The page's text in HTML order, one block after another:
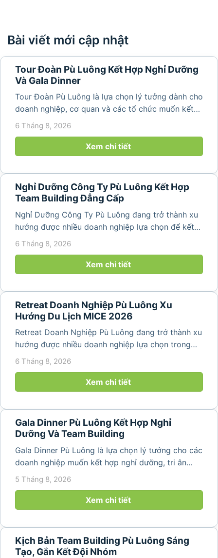
Bài viết mới cập nhật
Tour Đoàn Pù Luông Kết Hợp Nghỉ Dưỡng
Và Gala Dinner
Tour Đoàn Pù Luông là lựa chọn lý tưởng dành cho
doanh nghiệp, cơ quan và các tổ chức muốn kết
hợp nghỉ dưỡng, tham quan và tổ chức các hoạt
nguyên sơ, không khí...
6 Tháng 8, 2026
Xem chi tiết
Nghỉ Dưỡng Công Ty Pù Luông Kết Hợp
Team Building Đẳng Cấp
Nghỉ Dưỡng Công Ty Pù Luông đang trở thành xu
hướng được nhiều doanh nghiệp lựa chọn để kết
hợp giữa nghỉ ngơi, tái tạo năng lượng và xây
dựng tinh thần đồng đội. Thay vì những chuyến du
lịch đơn thuần, nhiều công ty...
6 Tháng 8, 2026
Xem chi tiết
Retreat Doanh Nghiệp Pù Luông Xu
Hướng Du Lịch MICE 2026
Retreat Doanh Nghiệp Pù Luông đang trở thành xu
hướng được nhiều doanh nghiệp lựa chọn trong
năm 2026 khi nhu cầu kết hợp nghỉ dưỡng, hội
mang đến khoảng thời gian thư giãn...
6 Tháng 8, 2026
Xem chi tiết
Gala Dinner Pù Luông Kết Hợp Nghỉ
Dưỡng Và Team Building
Gala Dinner Pù Luông là lựa chọn lý tưởng cho các
doanh nghiệp muốn kết hợp nghỉ dưỡng, tri ân
nhân viên và xây dựng tinh thần đồng đội trong
không gian thiên nhiên yên bình. Với khung cảnh
núi rừng hùng vĩ, không khí...
5 Tháng 8, 2026
Xem chi tiết
Kịch Bản Team Building Pù Luông Sáng
Tạo, Gắn Kết Đội Nhóm